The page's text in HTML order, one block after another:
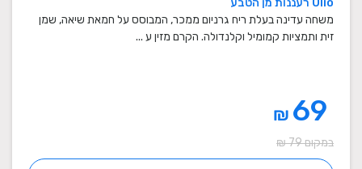
משחה עדינה בעלת ריח גרניום ממכר, המבוסס על חמאת שיאה, שמן
זית ותמציות קמומיל וקלנדולה. הקרם מזין ע ...
₪
במקום 79 ₪